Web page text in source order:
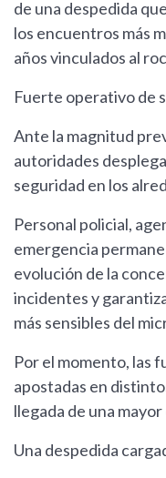
de una despedida
los encuentros más
años vinculados al
Fuerte operativo de
Ante la magnitud
autoridades
seguridad en los
Personal policial,
emergencia
evolución de la
incidentes y
más sensibles del
Por el momento, las
apostadas en
llegada de una
Una despedida